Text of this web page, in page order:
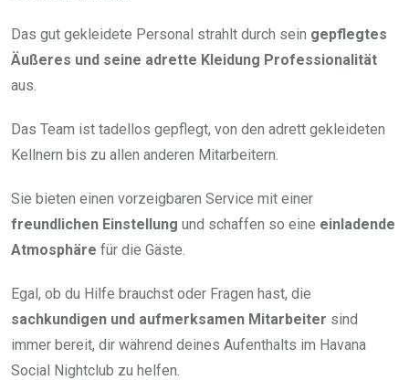
Das gut gekleidete Personal strahlt durch sein gepflegtes
Äußeres und seine adrette Kleidung Professionalität
aus.
Das Team ist tadellos gepflegt, von den adrett gekleideten
Kellnern bis zu allen anderen Mitarbeitern.
Sie bieten einen vorzeigbaren Service mit einer
freundlichen Einstellung und schaffen so eine einladende
Atmosphäre für die Gäste.
Egal, ob du Hilfe brauchst oder Fragen hast, die
sachkundigen und aufmerksamen Mitarbeiter sind
immer bereit, dir während deines Aufenthalts im Havana
Social Nightclub zu helfen.